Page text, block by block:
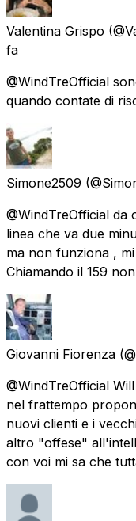
Valentina Grispo
fa
@WindTreOfficial
quando contate di
Simone2509
@WindTreOfficial
linea che va due
ma non funziona ,
Chiamando il 159
Giovanni Fiorenza
@WindTreOfficial
nel frattempo
nuovi clienti e i
altro "offese"
con voi mi sa che